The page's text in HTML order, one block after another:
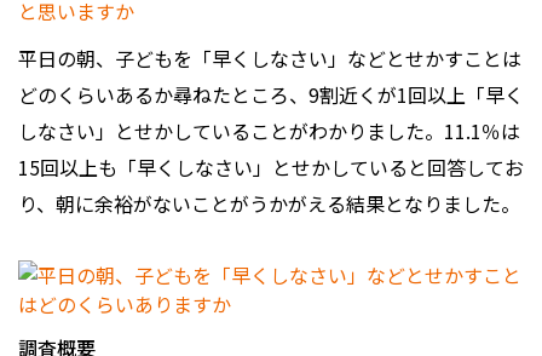
平日の朝、子どもを「早くしなさい」などとせかすことは
どのくらいあるか尋ねたところ、9割近くが1回以上「早く
しなさい」とせかしていることがわかりました。11.1％は
15回以上も「早くしなさい」とせかしていると回答してお
り、朝に余裕がないことがうかがえる結果となりました。
調査概要